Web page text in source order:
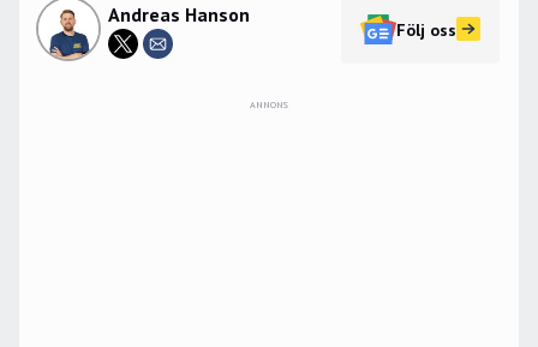
Andreas Hanson
Följ oss
ANNONS